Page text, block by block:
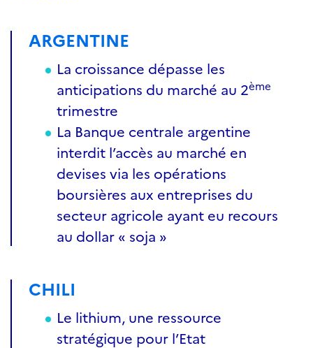
ARGENTINE
La croissance dépasse les
anticipations du marché au 2ème
trimestre
La Banque centrale argentine
interdit l’accès au marché en
devises via les opérations
boursières aux entreprises du
secteur agricole ayant eu recours
au dollar « soja »
CHILI
Le lithium, une ressource
stratégique pour l’Etat